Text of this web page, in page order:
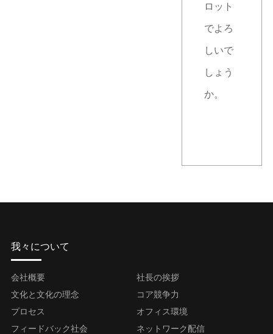
ロット
でよろ
しいで
しょう
か。
我々について
会社概要
社長の挨拶
文化と文化の理念
コア競争力
プロセス
オフィス環境
フィードバック社会
ネットワーク配信